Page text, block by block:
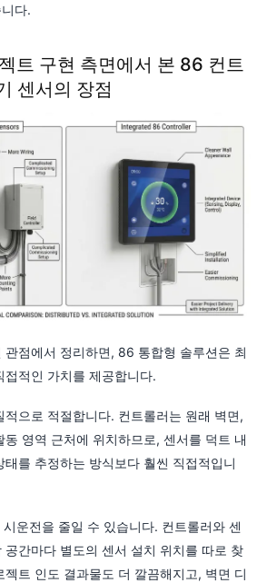
다.
트 구현 측면에서 본 86 컨트
센서의 장점
관점에서 정리하면, 86 통합형 솔루션은 최
접적인 가치를 제공합니다.
적으로 적절합니다. 컨트롤러는 원래 벽면,
동 영역 근처에 위치하므로, 센서를 덕트 내
를 추정하는 방식보다 훨씬 직접적입니
운전을 줄일 수 있습니다. 컨트롤러와 센
간마다 별도의 센서 설치 위치를 따로 찾
젝트 인도 결과물도 더 깔끔해지고, 벽면 디